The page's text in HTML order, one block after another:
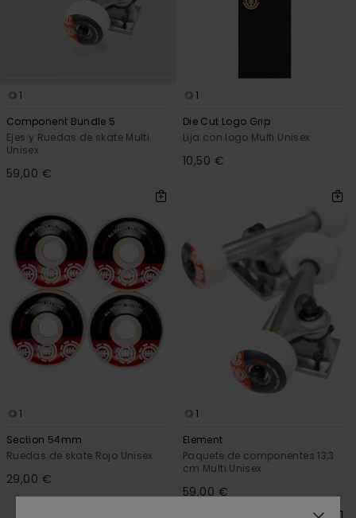
1
Component Bundle 5
Ejes y Ruedas de skate Multi
Unisex
59,00 €
1
Die Cut Logo Grip
Lija con logo Multi Unisex
10,50 €
1
Section 54mm
Ruedas de skate Rojo Unisex
29,00 €
1
Element
Paquete de componentes 13,3
cm Multi Unisex
59,00 €